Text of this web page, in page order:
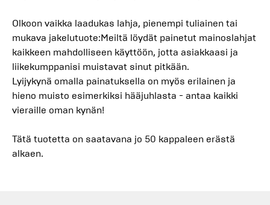
Olkoon vaikka laadukas lahja, pienempi tuliainen tai
mukava jakelutuote:Meiltä löydät painetut mainoslahjat
kaikkeen mahdolliseen käyttöön, jotta asiakkaasi ja
liikekumppanisi muistavat sinut pitkään.
Lyijykynä omalla painatuksella on myös erilainen ja
hieno muisto esimerkiksi hääjuhlasta - antaa kaikki
vieraille oman kynän!
Tätä tuotetta on saatavana jo 50 kappaleen erästä
alkaen.